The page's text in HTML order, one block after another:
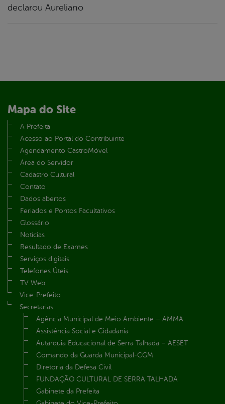
declarou Aureliano
Mapa do Site
A Prefeita
Acesso ao Portal do Contribuinte
Agendamento CastroMóvel
Área do Servidor
Cadastro Cultural
Contato
Dados abertos
Feriados e Pontos Facultativos
Glossário
Notícias
Resultado de Exames
Serviços digitais
Telefones Úteis
TV Web
Vice-Prefeito
Secretarias
Agência Municipal de Meio Ambiente – AMMA
Assistência Social e Cidadania
Autarquia Educacional de Serra Talhada – AESET
Comando da Guarda Municipal-CGM
Diretoria da Defesa Civil
FUNDAÇÃO CULTURAL DE SERRA TALHADA
Gabinete da Prefeita